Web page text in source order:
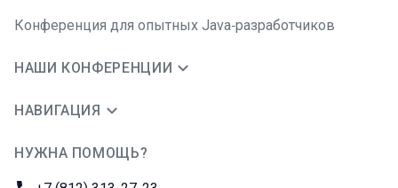
Конференция для опытных Java‑разработчиков
НАШИ КОНФЕРЕНЦИИ
НАВИГАЦИЯ
НУЖНА ПОМОЩЬ?